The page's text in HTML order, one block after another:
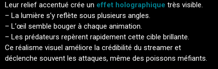
Leur relief accentué crée un effet holographique très visible.
– La lumière s’y reflète sous plusieurs angles.
– L’œil semble bouger à chaque animation.
– Les prédateurs repèrent rapidement cette cible brillante.
Ce réalisme visuel améliore la crédibilité du streamer et
déclenche souvent les attaques, même des poissons méfiants.